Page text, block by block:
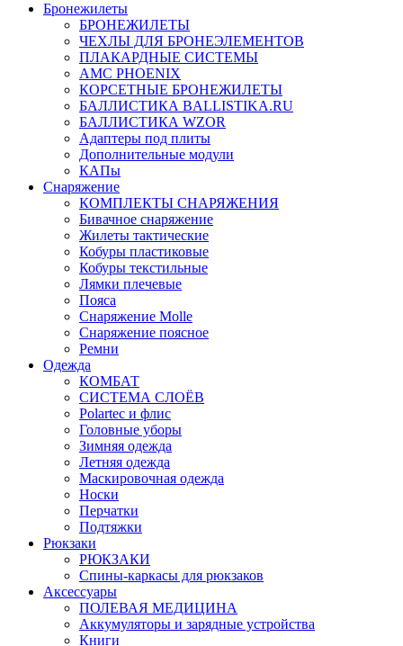
Бронежилеты
БРОНЕЖИЛЕТЫ
ЧЕХЛЫ ДЛЯ БРОНЕЭЛЕМЕНТОВ
ПЛАКАРДНЫЕ СИСТЕМЫ
АМС PHOENIX
КОРСЕТНЫЕ БРОНЕЖИЛЕТЫ
БАЛЛИСТИКА BALLISTIKA.RU
БАЛЛИСТИКА WZOR
Адаптеры под плиты
Дополнительные модули
КАПы
Снаряжение
КОМПЛЕКТЫ СНАРЯЖЕНИЯ
Бивачное снаряжение
Жилеты тактические
Кобуры пластиковые
Кобуры текстильные
Лямки плечевые
Пояса
Снаряжение Molle
Снаряжение поясное
Ремни
Одежда
КОМБАТ
СИСТЕМА СЛОЁВ
Polartec и флис
Головные уборы
Зимняя одежда
Летняя одежда
Маскировочная одежда
Носки
Перчатки
Подтяжки
Рюкзаки
РЮКЗАКИ
Спины-каркасы для рюкзаков
Аксессуары
ПОЛЕВАЯ МЕДИЦИНА
Аккумуляторы и зарядные устройства
Книги